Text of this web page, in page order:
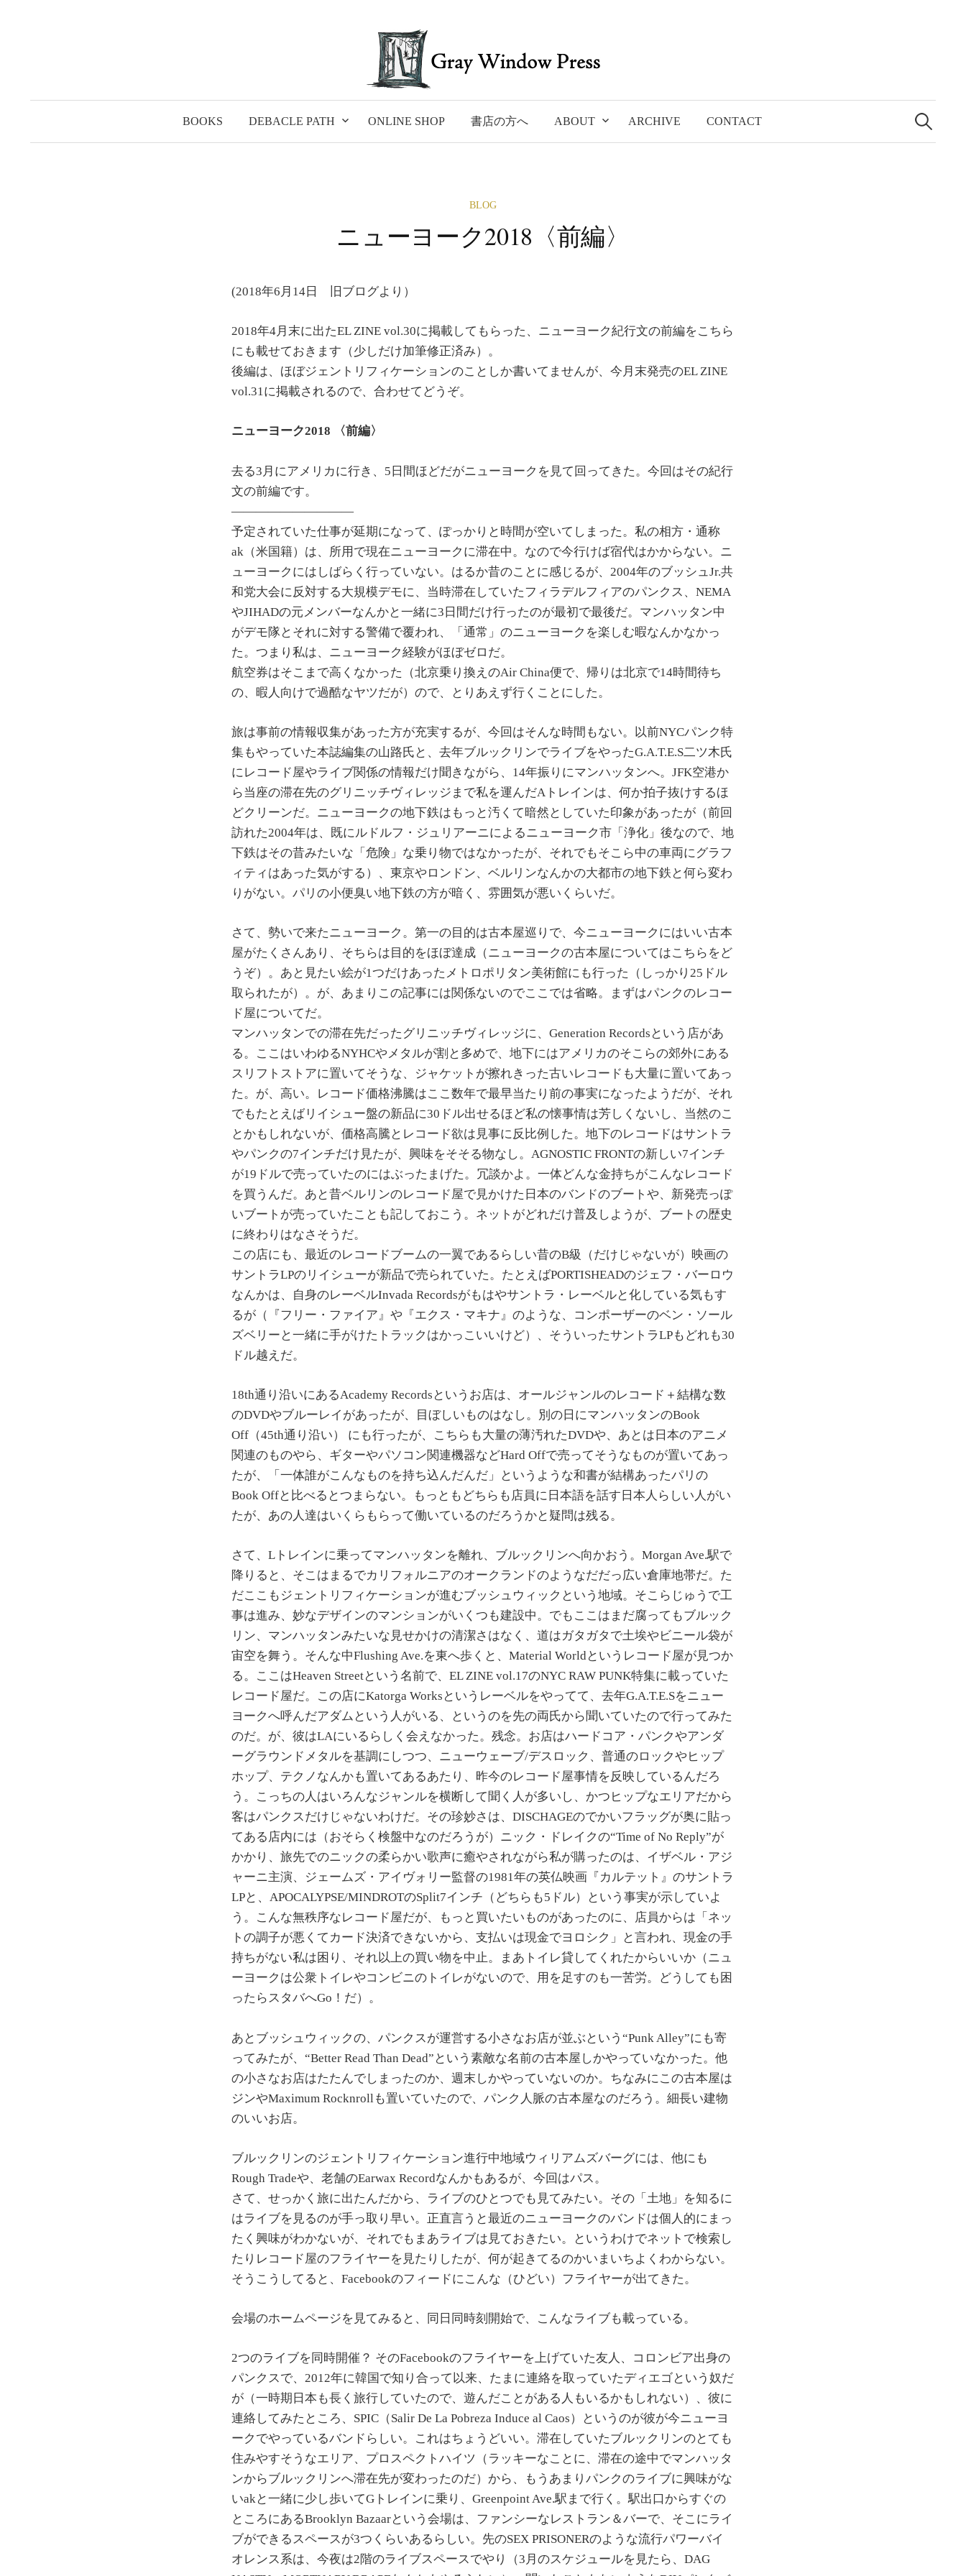
BOOKS DEBACLE PATH ONLINE SHOP 書店の方へ ABOUT ARCHIVE CONTACT
索:
BLOG
ニューヨーク2018〈前編〉
(2018年6月14日 旧ブログより）
2018年4月末に出たEL ZINE vol.30に掲載してもらった、ニューヨーク紀行文の前編をこちら
にも載せておきます（少しだけ加筆修正済み）。
後編は、ほぼジェントリフィケーションのことしか書いてませんが、今月末発売のEL ZINE
vol.31に掲載されるので、合わせてどうぞ。
ニューヨーク2018 〈前編〉
去る3月にアメリカに行き、5日間ほどだがニューヨークを見て回ってきた。今回はその紀行
文の前編です。
——————————
予定されていた仕事が延期になって、ぽっかりと時間が空いてしまった。私の相方・通称
ak（米国籍）は、所用で現在ニューヨークに滞在中。なので今行けば宿代はかからない。ニ
ューヨークにはしばらく行っていない。はるか昔のことに感じるが、2004年のブッシュJr.共
和党大会に反対する大規模デモに、当時滞在していたフィラデルフィアのパンクス、NEMA
やJIHADの元メンバーなんかと一緒に3日間だけ行ったのが最初で最後だ。マンハッタン中
がデモ隊とそれに対する警備で覆われ、「通常」のニューヨークを楽しむ暇なんかなかっ
た。つまり私は、ニューヨーク経験がほぼゼロだ。
航空券はそこまで高くなかった（北京乗り換えのAir China便で、帰りは北京で14時間待ち
の、暇人向けで過酷なヤツだが）ので、とりあえず行くことにした。
旅は事前の情報収集があった方が充実するが、今回はそんな時間もない。以前NYCパンク特
集もやっていた本誌編集の山路氏と、去年ブルックリンでライブをやったG.A.T.E.S二ツ木氏
にレコード屋やライブ関係の情報だけ聞きながら、14年振りにマンハッタンへ。JFK空港か
ら当座の滞在先のグリニッチヴィレッジまで私を運んだAトレインは、何か拍子抜けするほ
どクリーンだ。ニューヨークの地下鉄はもっと汚くて暗然としていた印象があったが（前回
訪れた2004年は、既にルドルフ・ジュリアーニによるニューヨーク市「浄化」後なので、地
下鉄はその昔みたいな「危険」な乗り物ではなかったが、それでもそこら中の車両にグラフ
ィティはあった気がする）、東京やロンドン、ベルリンなんかの大都市の地下鉄と何ら変わ
りがない。パリの小便臭い地下鉄の方が暗く、雰囲気が悪いくらいだ。
さて、勢いで来たニューヨーク。第一の目的は古本屋巡りで、今ニューヨークにはいい古本
屋がたくさんあり、そちらは目的をほぼ達成（ニューヨークの古本屋についてはこちらをど
うぞ）。あと見たい絵が1つだけあったメトロポリタン美術館にも行った（しっかり25ドル
取られたが）。が、あまりこの記事には関係ないのでここでは省略。まずはパンクのレコー
ド屋についてだ。
マンハッタンでの滞在先だったグリニッチヴィレッジに、Generation Recordsという店があ
る。ここはいわゆるNYHCやメタルが割と多めで、地下にはアメリカのそこらの郊外にある
スリフトストアに置いてそうな、ジャケットが擦れきった古いレコードも大量に置いてあっ
た。が、高い。レコード価格沸騰はここ数年で最早当たり前の事実になったようだが、それ
でもたとえばリイシュー盤の新品に30ドル出せるほど私の懐事情は芳しくないし、当然のこ
とかもしれないが、価格高騰とレコード欲は見事に反比例した。地下のレコードはサントラ
やパンクの7インチだけ見たが、興味をそそる物なし。AGNOSTIC FRONTの新しい7インチ
が19ドルで売っていたのにはぶったまげた。冗談かよ。一体どんな金持ちがこんなレコード
を買うんだ。あと昔ベルリンのレコード屋で見かけた日本のバンドのブートや、新発売っぽ
いブートが売っていたことも記しておこう。ネットがどれだけ普及しようが、ブートの歴史
に終わりはなさそうだ。
この店にも、最近のレコードブームの一翼であるらしい昔のB級（だけじゃないが）映画の
サントラLPのリイシューが新品で売られていた。たとえばPORTISHEADのジェフ・バーロウ
なんかは、自身のレーベルInvada Recordsがもはやサントラ・レーベルと化している気もす
るが（『フリー・ファイア』や『エクス・マキナ』のような、コンポーザーのベン・ソール
ズベリーと一緒に手がけたトラックはかっこいいけど）、そういったサントラLPもどれも30
ドル越えだ。
18th通り沿いにあるAcademy Recordsというお店は、オールジャンルのレコード＋結構な数
のDVDやブルーレイがあったが、目ぼしいものはなし。別の日にマンハッタンのBook
Off（45th通り沿い） にも行ったが、こちらも大量の薄汚れたDVDや、あとは日本のアニメ
関連のものやら、ギターやパソコン関連機器などHard Offで売ってそうなものが置いてあっ
たが、「一体誰がこんなものを持ち込んだんだ」というような和書が結構あったパリの
Book Offと比べるとつまらない。もっともどちらも店員に日本語を話す日本人らしい人がい
たが、あの人達はいくらもらって働いているのだろうかと疑問は残る。
さて、Lトレインに乗ってマンハッタンを離れ、ブルックリンへ向かおう。Morgan Ave.駅で
降りると、そこはまるでカリフォルニアのオークランドのようなだだっ広い倉庫地帯だ。た
だここもジェントリフィケーションが進むブッシュウィックという地域。そこらじゅうで工
事は進み、妙なデザインのマンションがいくつも建設中。でもここはまだ腐ってもブルック
リン、マンハッタンみたいな見せかけの清潔さはなく、道はガタガタで土埃やビニール袋が
宙空を舞う。そんな中Flushing Ave.を東へ歩くと、Material Worldというレコード屋が見つか
る。ここはHeaven Streetという名前で、EL ZINE vol.17のNYC RAW PUNK特集に載っていた
レコード屋だ。この店にKatorga Worksというレーベルをやってて、去年G.A.T.E.Sをニュー
ヨークへ呼んだアダムという人がいる、というのを先の両氏から聞いていたので行ってみた
のだ。が、彼はLAにいるらしく会えなかった。残念。お店はハードコア・パンクやアンダ
ーグラウンドメタルを基調にしつつ、ニューウェーブ/デスロック、普通のロックやヒップ
ホップ、テクノなんかも置いてあるあたり、昨今のレコード屋事情を反映しているんだろ
う。こっちの人はいろんなジャンルを横断して聞く人が多いし、かつヒップなエリアだから
客はパンクスだけじゃないわけだ。その珍妙さは、DISCHAGEのでかいフラッグが奥に貼っ
てある店内には（おそらく検盤中なのだろうが）ニック・ドレイクの“Time of No Reply”が
かかり、旅先でのニックの柔らかい歌声に癒やされながら私が購ったのは、イザベル・アジ
ャーニ主演、ジェームズ・アイヴォリー監督の1981年の英仏映画『カルテット』のサントラ
LPと、APOCALYPSE/MINDROTのSplit7インチ（どちらも5ドル）という事実が示していよ
う。こんな無秩序なレコード屋だが、もっと買いたいものがあったのに、店員からは「ネッ
トの調子が悪くてカード決済できないから、支払いは現金でヨロシク」と言われ、現金の手
持ちがない私は困り、それ以上の買い物を中止。まあトイレ貸してくれたからいいか（ニュ
ーヨークは公衆トイレやコンビニのトイレがないので、用を足すのも一苦労。どうしても困
ったらスタバへGo！だ）。
あとブッシュウィックの、パンクスが運営する小さなお店が並ぶという“Punk Alley”にも寄
ってみたが、“Better Read Than Dead”という素敵な名前の古本屋しかやっていなかった。他
の小さなお店はたたんでしまったのか、週末しかやっていないのか。ちなみにこの古本屋は
ジンやMaximum Rocknrollも置いていたので、パンク人脈の古本屋なのだろう。細長い建物
のいいお店。
ブルックリンのジェントリフィケーション進行中地域ウィリアムズバーグには、他にも
Rough Tradeや、老舗のEarwax Recordなんかもあるが、今回はパス。
さて、せっかく旅に出たんだから、ライブのひとつでも見てみたい。その「土地」を知るに
はライブを見るのが手っ取り早い。正直言うと最近のニューヨークのバンドは個人的にまっ
たく興味がわかないが、それでもまあライブは見ておきたい。というわけでネットで検索し
たりレコード屋のフライヤーを見たりしたが、何が起きてるのかいまいちよくわからない。
そうこうしてると、Facebookのフィードにこんな（ひどい）フライヤーが出てきた。
会場のホームページを見てみると、同日同時刻開始で、こんなライブも載っている。
2つのライブを同時開催？ そのFacebookのフライヤーを上げていた友人、コロンビア出身の
パンクスで、2012年に韓国で知り合って以来、たまに連絡を取っていたディエゴという奴だ
が（一時期日本も長く旅行していたので、遊んだことがある人もいるかもしれない）、彼に
連絡してみたところ、SPIC（Salir De La Pobreza Induce al Caos）というのが彼が今ニューヨ
ークでやっているバンドらしい。これはちょうどいい。滞在していたブルックリンのとても
住みやすそうなエリア、プロスペクトハイツ（ラッキーなことに、滞在の途中でマンハッタ
ンからブルックリンへ滞在先が変わったのだ）から、もうあまりパンクのライブに興味がな
いakと一緒に少し歩いてGトレインに乗り、Greenpoint Ave.駅まで行く。駅出口からすぐの
ところにあるBrooklyn Bazaarという会場は、ファンシーなレストラン＆バーで、そこにライ
ブができるスペースが3つくらいあるらしい。先のSEX PRISONERのような流行パワーバイ
オレンス系は、今夜は2階のライブスペースでやり（3月のスケジュールを見たら、DAG